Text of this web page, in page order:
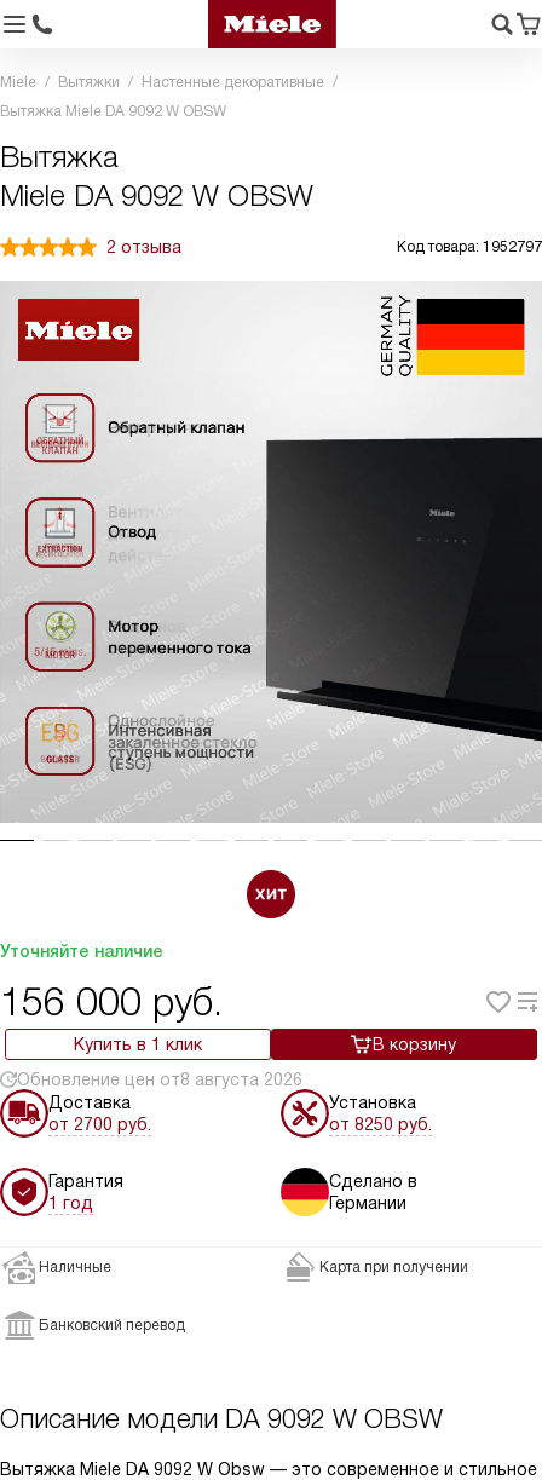
Miele Вытяжки
Настенные декоративные
Вытяжка Miele DA 9092 W OBSW
Вытяжка
Miele DA 9092 W OBSW
2 отзыва Код товара: 1952797
Уточняйте наличие
156 000 руб.
Купить в 1 клик
В корзину
Обновление цен от8 августа 2026
Доставка
от 2700 руб.
Установка
от 8250 руб.
Гарантия
1 год
Сделано в
Германии
Наличные Карта при получении
Банковский перевод
Описание модели DA 9092 W OBSW
Вытяжка Miele DA 9092 W Obsw — это современное и стильное